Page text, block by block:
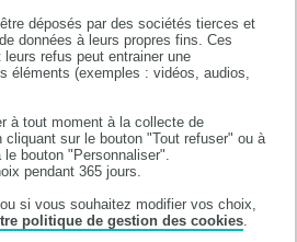
déposés par des sociétés tierces et
données à leurs propres fins. Ces
refus peut entrainer une
éléments (exemples : vidéos, audios,
à tout moment à la collecte de
cliquant sur le bouton "Tout refuser" ou à
bouton "Personnaliser".
pendant 365 jours.
si vous souhaitez modifier vos choix,
politique de gestion des cookies
09